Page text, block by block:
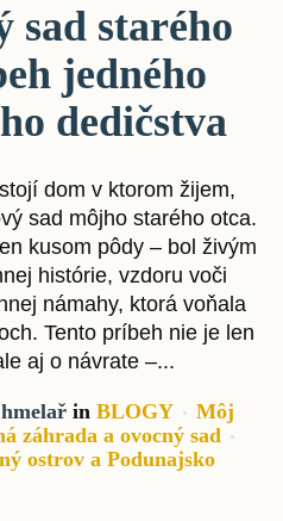
starého
jedného
dedičstva
dom v ktorom žijem,
sad môjho starého otca.
kusom pôdy – bol živým
histórie, vzdoru voči
námahy, ktorá voňala
Tento príbeh nie je len
aj o návrate –...
in BLOGY
Môj
záhrada a ovocný sad
ostrov a Podunajsko